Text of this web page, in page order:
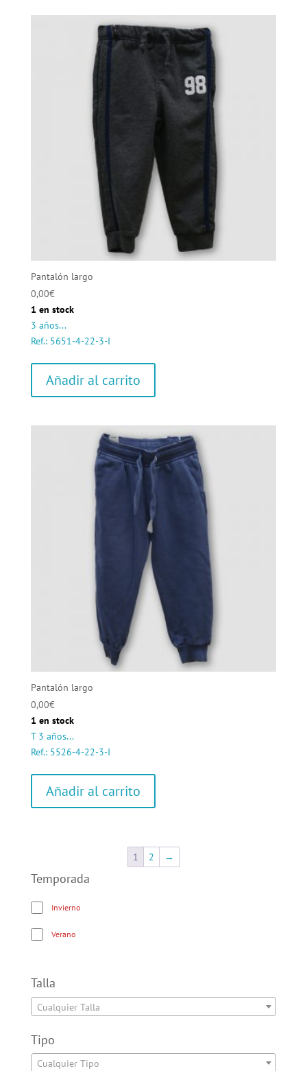
Pantalón largo
0,00€
1 en stock
3 años...
Ref.: 5651-4-22-3-I
Añadir al carrito
Pantalón largo
0,00€
1 en stock
T 3 años...
Ref.: 5526-4-22-3-I
Añadir al carrito
1 2 →
Temporada
Invierno
Verano
Talla
Cualquier Talla
Tipo
Cualquier Tipo